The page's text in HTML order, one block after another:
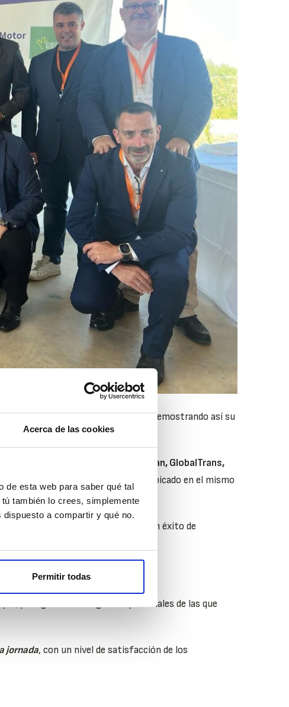
Acerca de las cookies
de esta web para saber qué tal
también lo crees, simplemente
a compartir y qué no.
Permitir todas
FM Logistic y Grupo Carrerasdemostrando así su
Papelería Multipapel, Tecnytran, GlobalTrans,
el restaurante El Huerto Iberum
ubicado en el mismo
pionero, que ayer demostró ser un éxito de
para generar sinergias empresariales de las que
jornada, con un nivel de satisfacción de los